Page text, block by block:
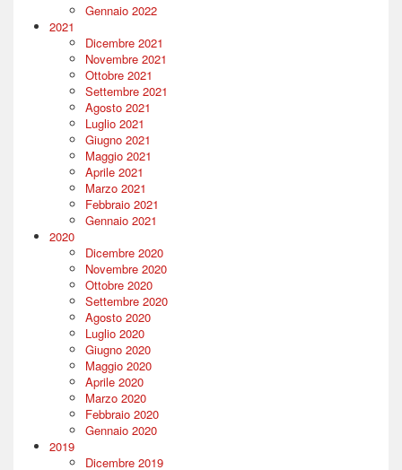
Gennaio 2022
2021
Dicembre 2021
Novembre 2021
Ottobre 2021
Settembre 2021
Agosto 2021
Luglio 2021
Giugno 2021
Maggio 2021
Aprile 2021
Marzo 2021
Febbraio 2021
Gennaio 2021
2020
Dicembre 2020
Novembre 2020
Ottobre 2020
Settembre 2020
Agosto 2020
Luglio 2020
Giugno 2020
Maggio 2020
Aprile 2020
Marzo 2020
Febbraio 2020
Gennaio 2020
2019
Dicembre 2019